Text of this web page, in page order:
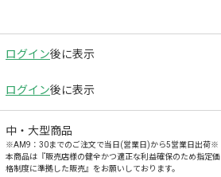
ログイン後に表示
ログイン後に表示
中・大型商品
※AM9：30までのご注文で当日(営業日)から5営業日出荷※
本商品は『販売店様の健全かつ適正な利益確保のため指定価
格制度に準拠した販売』をお願いしております。